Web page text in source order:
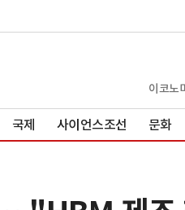
이코노
국제 사이언스조선 문화